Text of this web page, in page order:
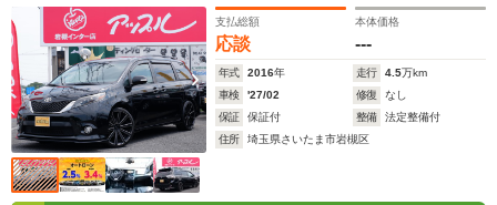
支払総額
応談
本体価格
---
年式 2016年 走行 4.5万km
車検
'27/02 修復
なし
保証
保証付 整備
法定整備付
住所
埼玉県さいたま市岩槻区